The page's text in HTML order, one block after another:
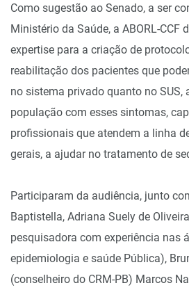
Como sugestão ao Senado, a ser
Ministério da Saúde, a ABORL-CCF
expertise para a criação de
reabilitação dos pacientes que
no sistema privado quanto no SUS,
população com esses sintomas,
profissionais que atendem a linha
gerais, a ajudar no tratamento de
Participaram da audiência, junto
Baptistella, Adriana Suely de
pesquisadora com experiência nas
epidemiologia e saúde Pública),
(conselheiro do CRM-PB) Marcos